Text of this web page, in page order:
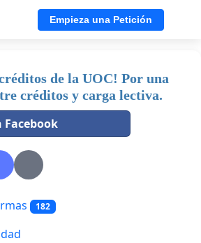
Empieza una Petición
de la UOC! Por una
créditos y carga lectiva.
182